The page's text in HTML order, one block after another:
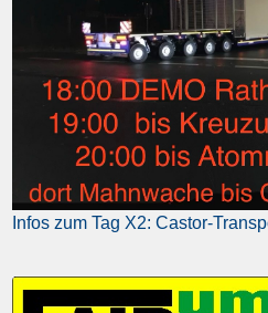
Infos zum Tag X2: Castor-